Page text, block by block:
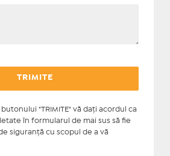
"TRIMITE" vă daţi acordul ca
în formularul de mai sus să fie
siguranţă cu scopul de a vă